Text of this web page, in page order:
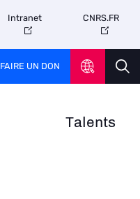
Talents
Intranet CNRS.FR
FAIRE UN DON